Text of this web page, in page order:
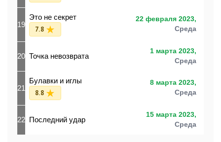
19
Это не секрет
7.8
22 февраля 2023,
Среда
20 Точка невозврата
1 марта 2023,
Среда
21
Булавки и иглы
8.8
8 марта 2023,
Среда
22 Последний удар
15 марта 2023,
Среда